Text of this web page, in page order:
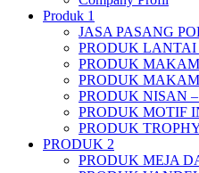
Produk 1
JASA PASANG
PRODUK
PRODUK
PRODUK
PRODUK NISAN
PRODUK MOTIF
PRODUK
PRODUK 2
PRODUK MEJA